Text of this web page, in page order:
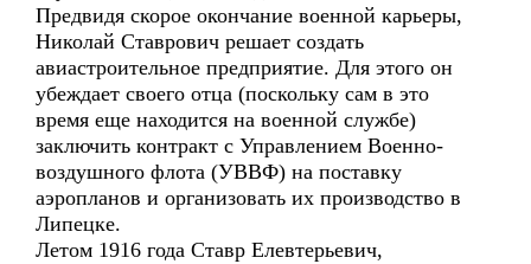
Предвидя скорое окончание военной карьеры,
Николай Ставрович решает создать
авиастроительное предприятие. Для этого он
убеждает своего отца (поскольку сам в это
время еще находится на военной службе)
заключить контракт с Управлением Военно-
воздушного флота (УВВФ) на поставку
аэропланов и организовать их производство в
Липецке.
Летом 1916 года Ставр Елевтерьевич,